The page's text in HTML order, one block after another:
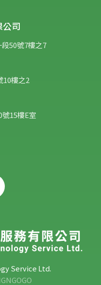
Service Ltd.
司
50號7樓之7
10樓之2
15樓E室